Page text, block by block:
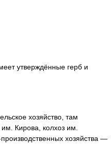
утверждённые герб и
хозяйство, там
Кирова, колхоз им.
хозяйства —